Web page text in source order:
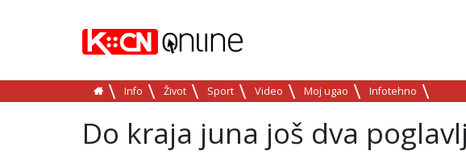
Info Život Sport Video Moj ugao Infotehno
Do kraja juna još dva